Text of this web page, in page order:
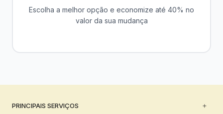
Escolha a melhor opção e economize até 40% no
valor da sua mudança
PRINCIPAIS SERVIÇOS